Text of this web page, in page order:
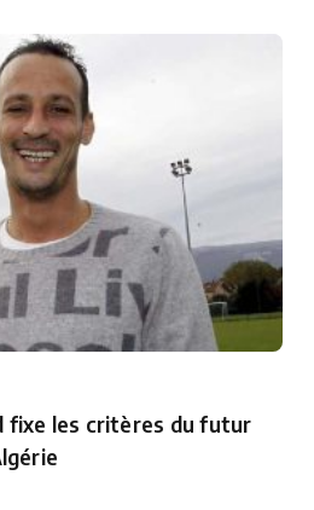
fixe les critères du futur